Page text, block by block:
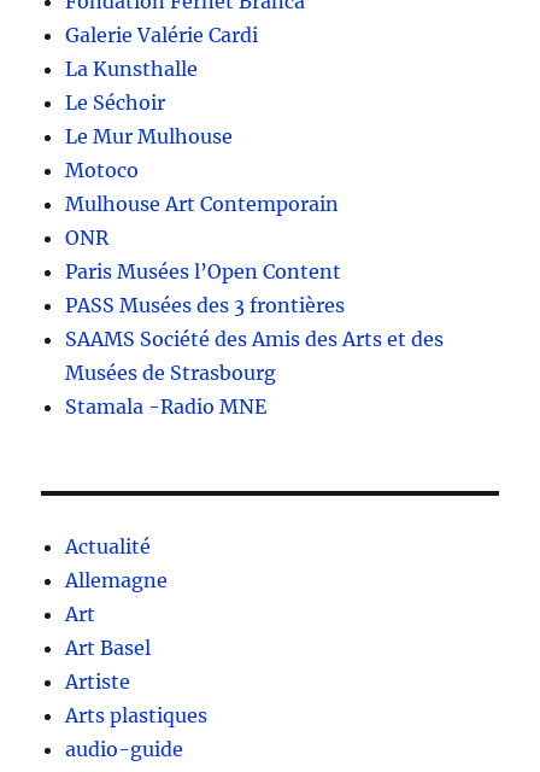
Galerie Valérie Cardi
La Kunsthalle
Le Séchoir
Le Mur Mulhouse
Motoco
Mulhouse Art Contemporain
ONR
Paris Musées l’Open Content
PASS Musées des 3 frontières
SAAMS Société des Amis des Arts et des
Musées de Strasbourg
Stamala -Radio MNE
Actualité
Allemagne
Art
Art Basel
Artiste
Arts plastiques
audio-guide